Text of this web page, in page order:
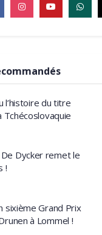
l’histoire du titre
Tchécoslovaquie
De Dycker remet le
!
sixième Grand Prix
à Lommel !